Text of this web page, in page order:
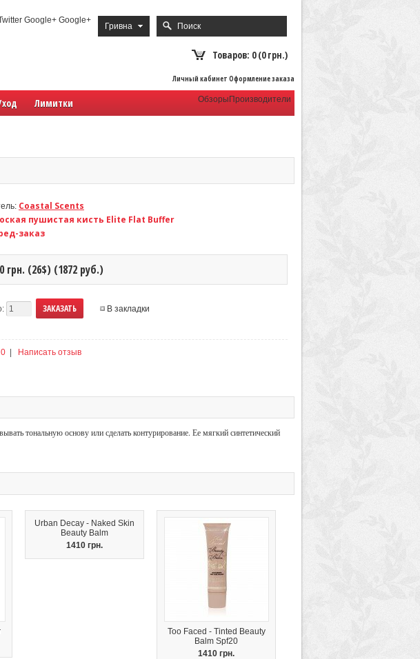
Гривна
Google+ Google+
Товаров: 0 (0 грн.)
Личный кабинет Оформление заказа
Лимитки Производители
Обзоры
Coastal Scents
пушистая кисть Elite Flat Buffer
заказ
грн. (26$) (1872 руб.)
В закладки
| Написать отзыв
тональную основу или сделать контурирование. Ее мягкий синтетический
Urban Decay - Naked Skin
Beauty Balm
1410 грн.
Too Faced - Tinted Beauty
Balm Spf20
1410 грн.